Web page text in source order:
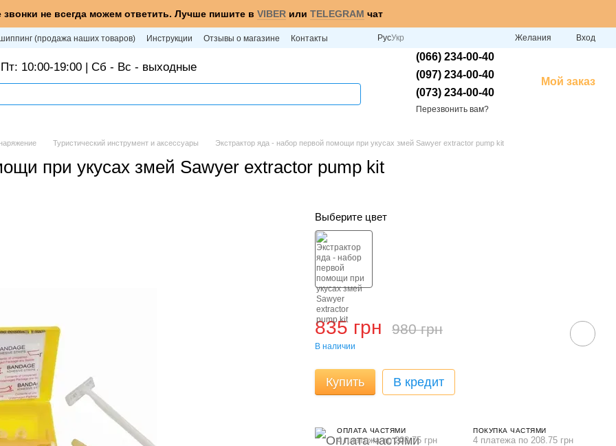
не всегда можем ответить. Лучше пишите в VIBER или TELEGRAM чат
(продажа наших товаров) Инструкции Отзывы о магазине Контакты РусУкр Желания Вход
10:00-19:00 | Сб - Вс - выходные
(066) 234-00-40
(097) 234-00-40
(073) 234-00-40
Перезвонить вам?
Мой заказ
Туристический инструмент и аксессуары Экстрактор яда - набор первой помощи при укусах змей Sawyer extractor pump kit
при укусах змей Sawyer extractor pump kit
Выберите цвет
835 грн 980 грн
В наличии
Купить В кредит
ОПЛАТА ЧАСТЯМИ
4 платежа по 208.75 грн
ПОКУПКА ЧАСТЯМИ
4 платежа по 208.75 грн